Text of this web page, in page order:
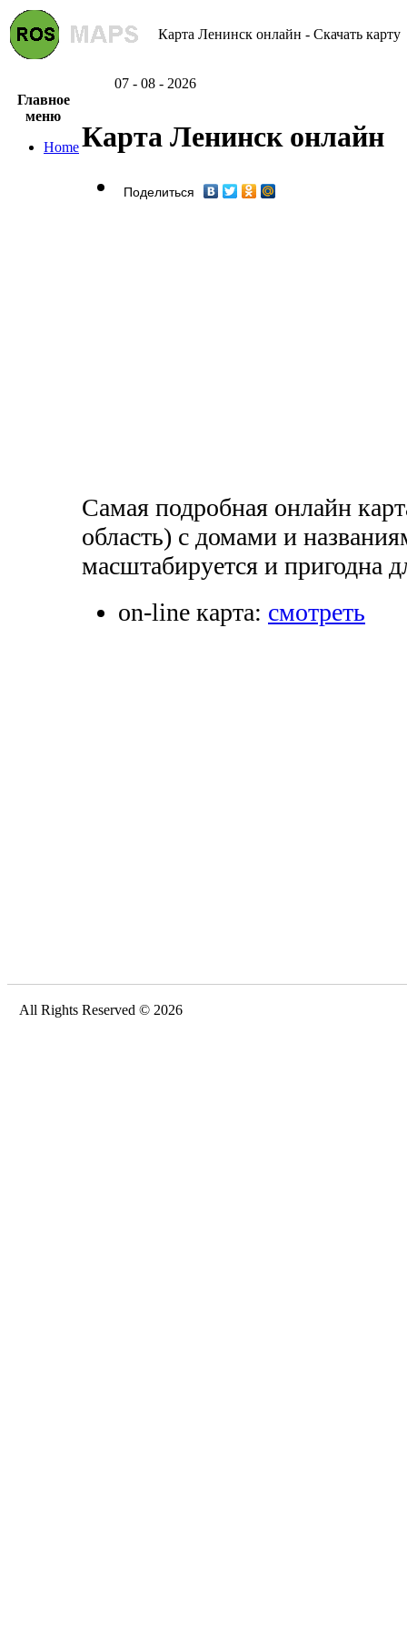
Карта Ленинск онлайн - Скачать карту
07 - 08 - 2026
Главное
меню
HomeКарта Ленинск онлайн
Поделиться
Самая подробная онлайн
область) с домами и
масштабируется и пригодна
on-line карта: смотреть
All Rights Reserved © 2026